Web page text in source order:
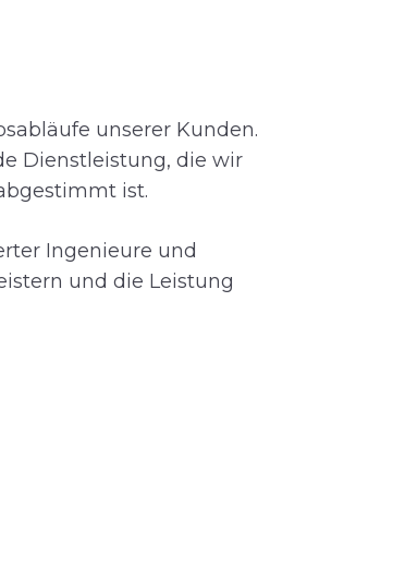
unserer Kunden.
Dienstleistung, die wir
ist.
Ingenieure und
und die Leistung